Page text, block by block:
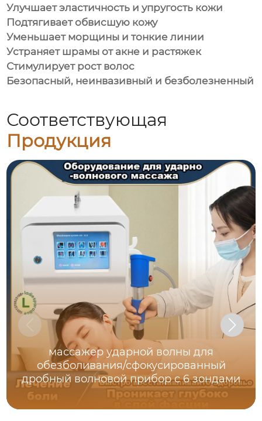
Улучшает эластичность и упругость кожи
Подтягивает обвисшую кожу
Уменьшает морщины и тонкие линии
Устраняет шрамы от акне и растяжек
Стимулирует рост волос
Безопасный, неинвазивный и безболезненный
Соответствующая
Продукция
массажер ударной волны для
обезболивания/сфокусированный
дробный волновой прибор с 6 зондами